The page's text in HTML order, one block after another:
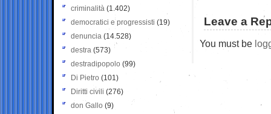
Leave a
You must be
criminalità (1.402)
democratici e progressisti (19)
denuncia (14.528)
destra (573)
destradipopolo (99)
Di Pietro (101)
Diritti civili (276)
don Gallo (9)